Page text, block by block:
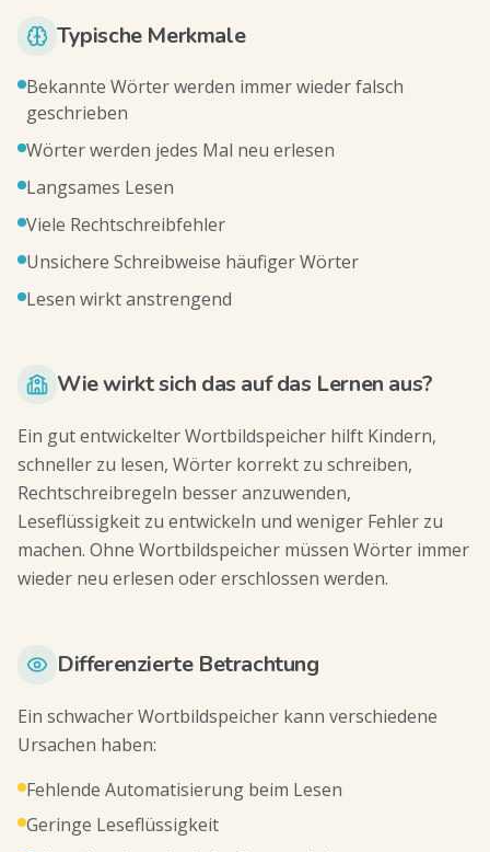
Typische Merkmale
Bekannte Wörter werden immer wieder falsch
geschrieben
Wörter werden jedes Mal neu erlesen
Langsames Lesen
Viele Rechtschreibfehler
Unsichere Schreibweise häufiger Wörter
Lesen wirkt anstrengend
Wie wirkt sich das auf das Lernen aus?
Ein gut entwickelter Wortbildspeicher hilft Kindern,
schneller zu lesen, Wörter korrekt zu schreiben,
Rechtschreibregeln besser anzuwenden,
Leseflüssigkeit zu entwickeln und weniger Fehler zu
machen. Ohne Wortbildspeicher müssen Wörter immer
wieder neu erlesen oder erschlossen werden.
Differenzierte Betrachtung
Ein schwacher Wortbildspeicher kann verschiedene
Ursachen haben:
Fehlende Automatisierung beim Lesen
Geringe Leseflüssigkeit